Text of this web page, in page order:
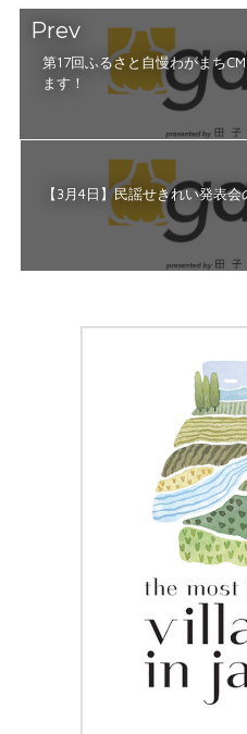
Prev
第17回ふるさと自慢わがまち
ます！
【3月4日】民謡せきれい発表